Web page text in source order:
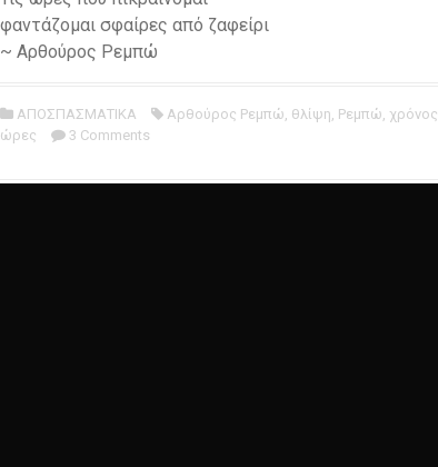
φαντάζομαι σφαίρες από ζαφείρι
~ Αρθούρος Ρεμπώ
ΑΠΟΣΠΑΣΜΑΤΙΚΑ Αρθούρος Ρεμπώ, θλίψη, Ρεμπώ, χρόνος
ώρες
3 Comments